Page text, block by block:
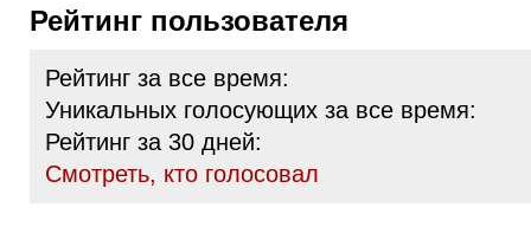
Рейтинг пользователя
Рейтинг за все время:
Уникальных голосующих за все время:
Рейтинг за 30 дней:
Cмотреть, кто голосовал